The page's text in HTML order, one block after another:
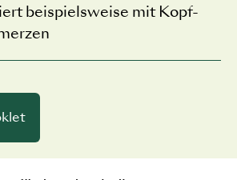
beispielsweise mit Kopf-